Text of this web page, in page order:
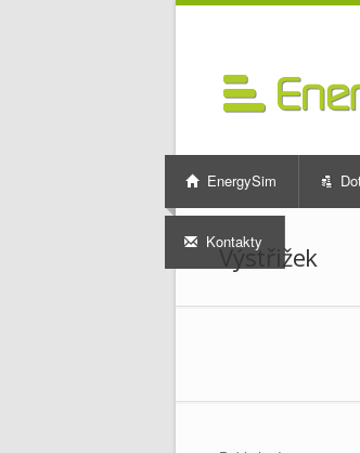
EnergySim
Kontakty
Výstřižek